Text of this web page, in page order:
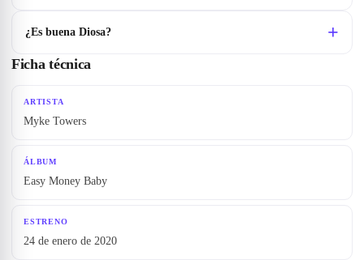
¿Es buena Diosa?
Ficha técnica
ARTISTA
Myke Towers
ÁLBUM
Easy Money Baby
ESTRENO
24 de enero de 2020